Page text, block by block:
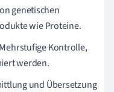
genetischen
wie Proteine.
Mehrstufige Kontrolle,
werden.
und Übersetzung